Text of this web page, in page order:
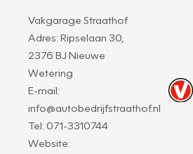
Vakgarage Straathof
Adres: Ripselaan 30,
2376 BJ Nieuwe
Wetering
E-mail:
info@autobedrijfstraathof.nl
Tel: 071-3310744
Website: